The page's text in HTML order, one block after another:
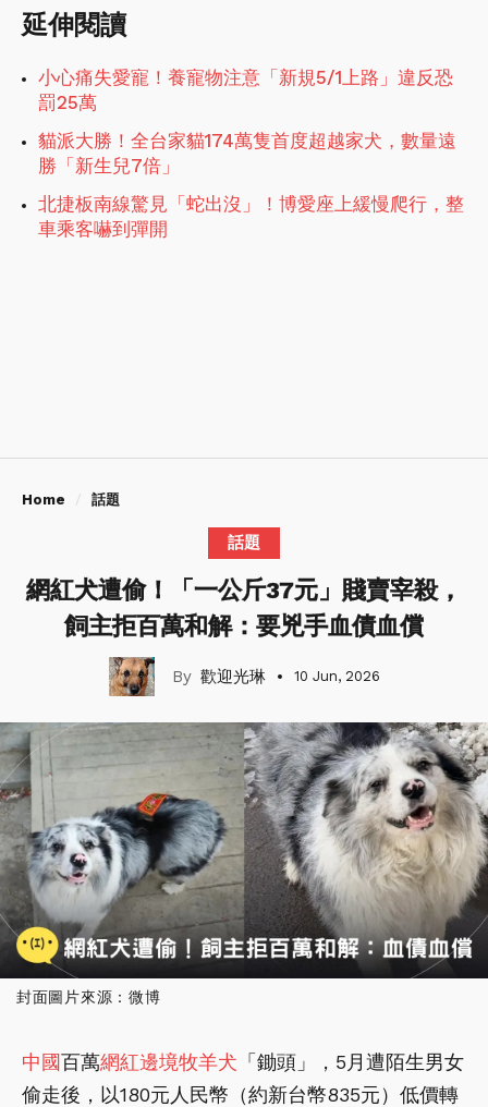
延伸閱讀
小心痛失愛寵！養寵物注意「新規5/1上路」違反恐
罰25萬
貓派大勝！全台家貓174萬隻首度超越家犬，數量遠
勝「新生兒7倍」
北捷板南線驚見「蛇出沒」！博愛座上緩慢爬行，整
車乘客嚇到彈開
Home 話題
話題
網紅犬遭偷！「一公斤37元」賤賣宰殺，
飼主拒百萬和解：要兇手血債血償
歡迎光琳 10 Jun, 2026
封面圖片來源：微博
中國百萬網紅邊境牧羊犬 「鋤頭」，5月遭陌生男女
偷走後，以180元人民幣（約新台幣835元）低價轉